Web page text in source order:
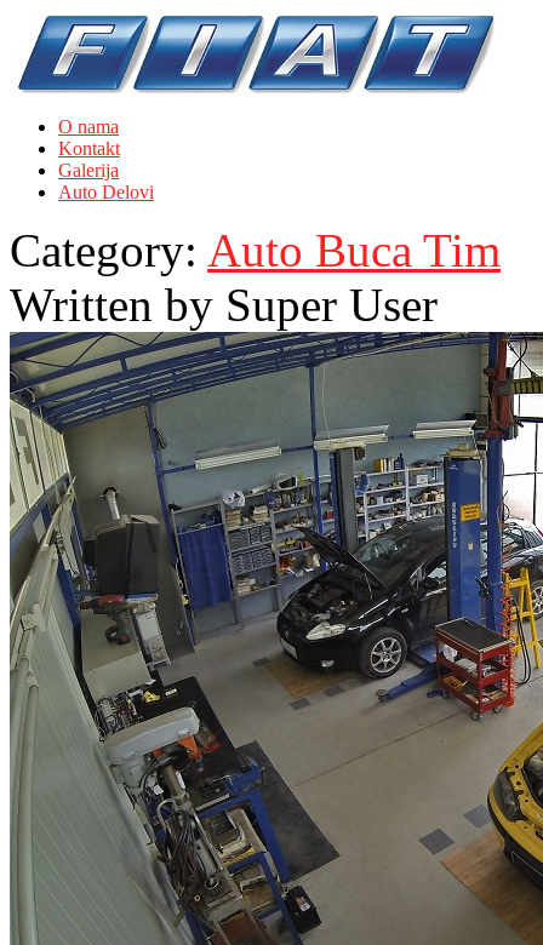
O nama
Kontakt
Galerija
Auto Delovi
Category: Auto Buca Tim
Written by Super User